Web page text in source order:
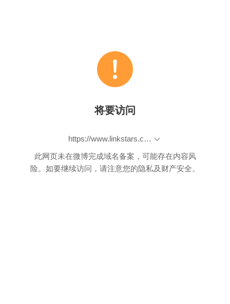
将要访问
https://www.linkstars.com/click?e=sQhAe7dTizcSllFf.0NpmoMpj5xpCoMoC8Tdj8Oc6gOpm4Qc34OdmkNcmhAcjtzcz4Qd6cUcSgVc64Ndz4UemlAcz8TdCpCdzsPczhBdj8TdjwOcmoUcP8OemdydzwSdSlCd3pCpmgQoScRcjxBpz0PczBycj0TpmcNpjBydm4RoS8Sd3kSd31CoSlypC9xkDlmqnFGl4heoBtGtRhahRhWujtadkpOlCYMj50NdndicjlEjnBTdmR2qSMRc4JKhAlgrQpLu6t5olhkc3hprTBgpAl1gAZFukoNultoqDx7q31glQd5iQVHqjdmuzd5gQZqcAFhu4ITcPgNrj5bjR9kqCETqBgThBBjj2Jh
此网页未在微博完成域名备案，可能存在内容风
险。如要继续访问，请注意您的隐私及财产安全。